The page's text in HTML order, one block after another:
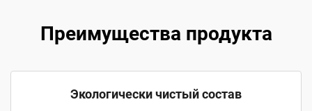
Преимущества продукта
Экологически чистый состав